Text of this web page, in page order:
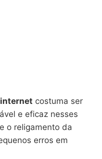
internet costuma ser
e eficaz nesses
o religamento da
erros em